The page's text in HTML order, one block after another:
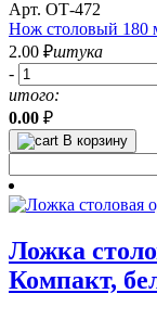
Арт. ОТ-472
Нож столовый 180
2.00 ₽штука
-
итого:
0.00 ₽
В корзину
Ложка
Компакт,